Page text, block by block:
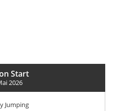
Start
2026
Jumping